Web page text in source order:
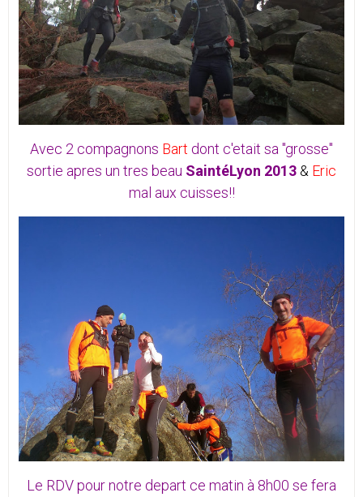
Avec 2 compagnons Bart dont c'etait sa "grosse"
sortie apres un tres beau SaintéLyon 2013 & Eric
mal aux cuisses!!
Le RDV pour notre depart ce matin à 8h00 se fera